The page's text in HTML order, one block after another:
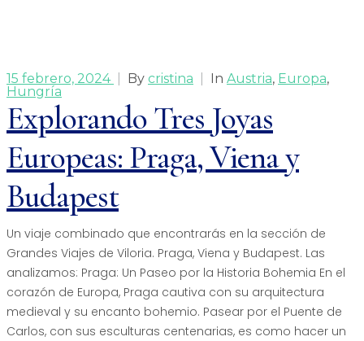
15 febrero, 2024 By cristina In Austria, Europa,
Hungría
Explorando Tres Joyas
Europeas: Praga, Viena y
Budapest
Un viaje combinado que encontrarás en la sección de
Grandes Viajes de Viloria. Praga, Viena y Budapest. Las
analizamos: Praga: Un Paseo por la Historia Bohemia En el
corazón de Europa, Praga cautiva con su arquitectura
medieval y su encanto bohemio. Pasear por el Puente de
Carlos, con sus esculturas centenarias, es como hacer un